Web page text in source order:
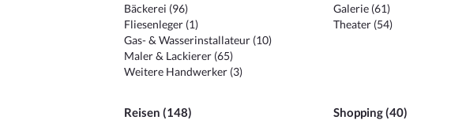
Bäckerei (96)
Fliesenleger (1)
Gas- & Wasserinstallateur (10)
Maler & Lackierer (65)
Weitere Handwerker (3)
Galerie (61)
Theater (54)
Reisen (148) Shopping (40)